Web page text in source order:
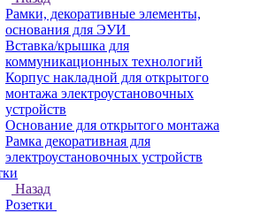
Рамки, декоративные элементы,
основания для ЭУИ
Вставка/крышка для
коммуникационных технологий
Корпус накладной для открытого
монтажа электроустановочных
устройств
Основание для открытого монтажа
Рамка декоративная для
электроустановочных устройств
Назад
Розетки